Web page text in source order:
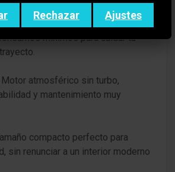
mínimos para cuidar tu
atmosférico sin turbo,
y mantenimiento muy
compacto perfecto para
sin renunciar a un interior moderno
Rechazar Ajustes